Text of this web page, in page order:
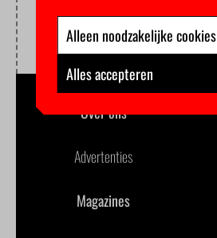
Over ons
Advertenties
Magazines
Alleen noodzakelijke cookies
Alles accepteren